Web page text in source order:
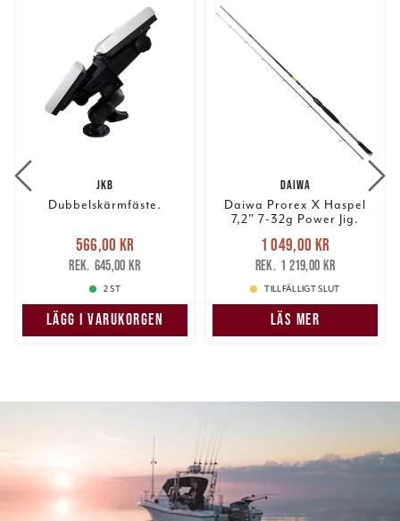
JKB
Dubbelskärmfäste.
Nuvarande pris
566,00 krTidigare pris
645,00 kr
566,00 kr
645,00 kr
2 ST
LÄGG I VARUKORGEN
DAIWA
Daiwa Prorex X Haspel
7,2" 7-32g Power Jig.
Nuvarande pris
1 049,00 krTidigare pris
1 219,00 kr
1 049,00 kr
1 219,00 kr
TILLFÄLLIGT SLUT
LÄS MER